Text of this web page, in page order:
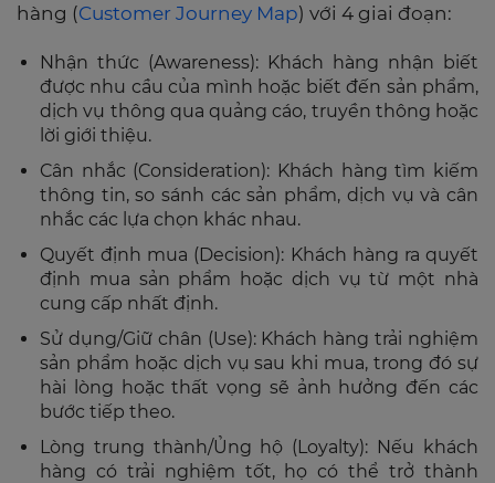
hàng (Customer Journey Map) với 4 giai đoạn:
Nhận thức (Awareness): Khách hàng nhận biết
được nhu cầu của mình hoặc biết đến sản phẩm,
dịch vụ thông qua quảng cáo, truyền thông hoặc
lời giới thiệu.
Cân nhắc (Consideration): Khách hàng tìm kiếm
thông tin, so sánh các sản phẩm, dịch vụ và cân
nhắc các lựa chọn khác nhau.
Quyết định mua (Decision): Khách hàng ra quyết
định mua sản phẩm hoặc dịch vụ từ một nhà
cung cấp nhất định.
Sử dụng/Giữ chân (Use): Khách hàng trải nghiệm
sản phẩm hoặc dịch vụ sau khi mua, trong đó sự
hài lòng hoặc thất vọng sẽ ảnh hưởng đến các
bước tiếp theo.
Lòng trung thành/Ủng hộ (Loyalty): Nếu khách
hàng có trải nghiệm tốt, họ có thể trở thành